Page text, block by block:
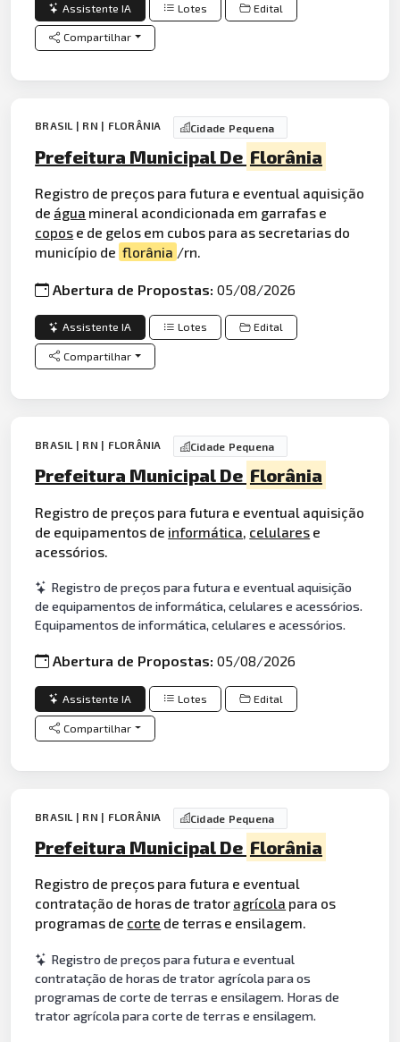
Assistente IA Lotes Edital
Compartilhar
BRASIL | RN | FLORÂNIA Cidade Pequena
Prefeitura Municipal De Florânia
Registro de preços para futura e eventual aquisição
de água mineral acondicionada em garrafas e
copos e de gelos em cubos para as secretarias do
município de florânia /rn.
Abertura de Propostas:05/08/2026
Assistente IA Lotes Edital
Compartilhar
BRASIL | RN | FLORÂNIA Cidade Pequena
Prefeitura Municipal De Florânia
Registro de preços para futura e eventual aquisição
de equipamentos de informática celulares e
acessórios.
Registro de preços para futura e eventual aquisição
de equipamentos de informática, celulares e acessórios.
Equipamentos de informática, celulares e acessórios.
Abertura de Propostas:05/08/2026
Assistente IA Lotes Edital
Compartilhar
BRASIL | RN | FLORÂNIA Cidade Pequena
Prefeitura Municipal De Florânia
Registro de preços para futura e eventual
contratação de horas de trator agrícola para os
programas de corte de terras e ensilagem.
Registro de preços para futura e eventual
contratação de horas de trator agrícola para os
programas de corte de terras e ensilagem. Horas de
trator agrícola para corte de terras e ensilagem.